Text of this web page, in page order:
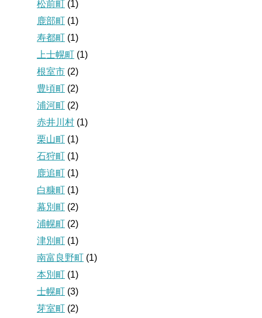
松前町 (1)
鹿部町 (1)
寿都町 (1)
上士幌町 (1)
根室市 (2)
豊頃町 (2)
浦河町 (2)
赤井川村 (1)
栗山町 (1)
石狩町 (1)
鹿追町 (1)
白糠町 (1)
幕別町 (2)
浦幌町 (2)
津別町 (1)
南富良野町 (1)
本別町 (1)
士幌町 (3)
芽室町 (2)